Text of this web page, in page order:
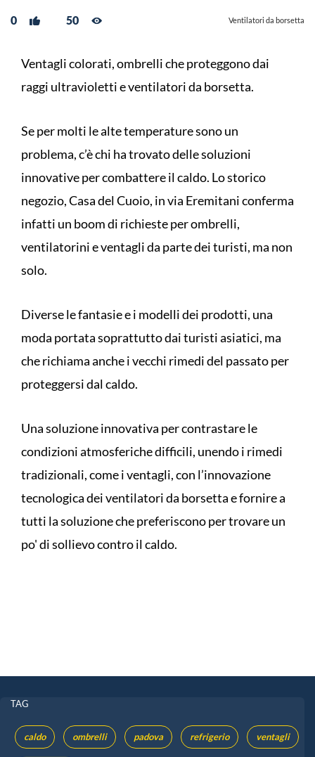
0 50 Ventilatori da borsetta
Ventagli colorati, ombrelli che proteggono dai
raggi ultravioletti e ventilatori da borsetta.
Se per molti le alte temperature sono un
problema, c’è chi ha trovato delle soluzioni
innovative per combattere il caldo. Lo storico
negozio, Casa del Cuoio, in via Eremitani conferma
infatti un boom di richieste per ombrelli,
ventilatorini e ventagli da parte dei turisti, ma non
solo.
Diverse le fantasie e i modelli dei prodotti, una
moda portata soprattutto dai turisti asiatici, ma
che richiama anche i vecchi rimedi del passato per
proteggersi dal caldo.
Una soluzione innovativa per contrastare le
condizioni atmosferiche difficili, unendo i rimedi
tradizionali, come i ventagli, con l’innovazione
tecnologica dei ventilatori da borsetta e fornire a
tutti la soluzione che preferiscono per trovare un
po' di sollievo contro il caldo.
TAG
caldo ombrelli padova refrigerio ventagli